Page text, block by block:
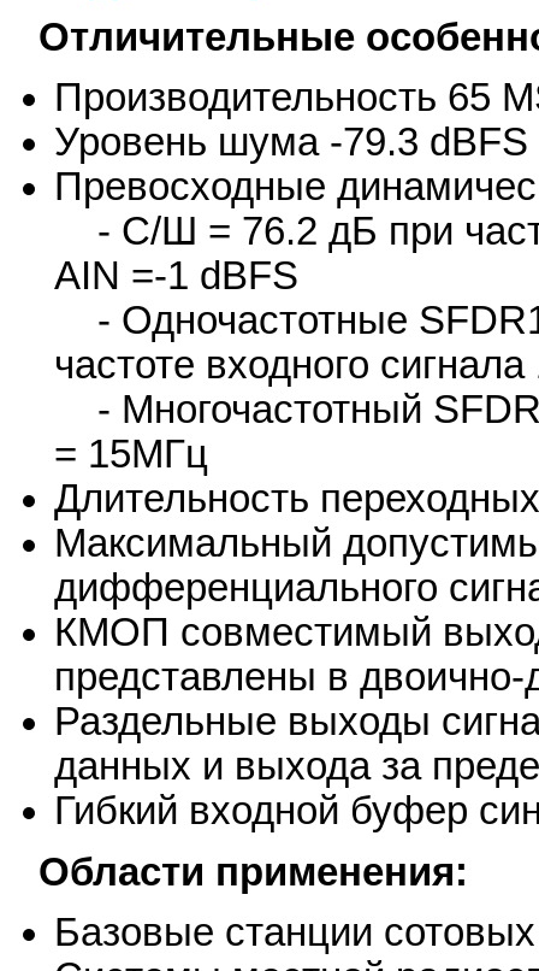
Отличительные
Производительность 65
Уровень шума -79.3 dBFS
Превосходные
- С/Ш = 76.2 дБ при
AIN =-1 dBFS
- Одночастотные
частоте входного
- Многочастотный
= 15МГц
Длительность
Максимальный
дифференциального
КМОП совместимый
представлены в
Раздельные выходы
данных и выхода за
Гибкий входной буфер
Области применения:
Базовые станции